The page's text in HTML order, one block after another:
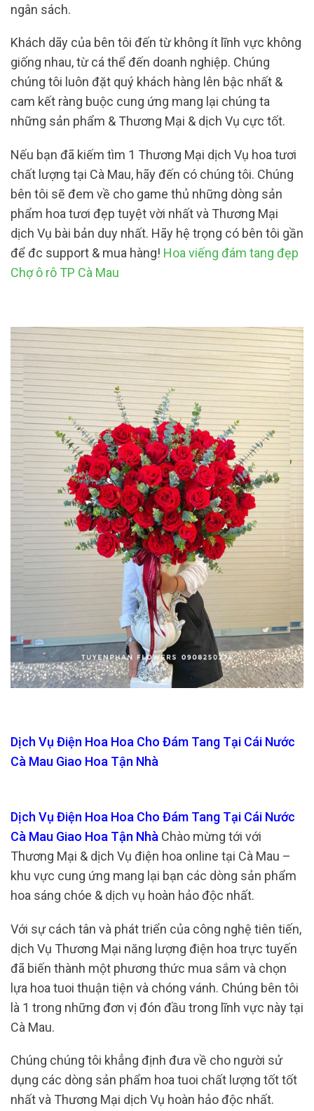
ngân sách.
Khách dãy của bên tôi đến từ không ít lĩnh vực không
giống nhau, từ cá thể đến doanh nghiệp. Chúng
chúng tôi luôn đặt quý khách hàng lên bậc nhất &
cam kết ràng buộc cung ứng mang lại chúng ta
những sản phẩm & Thương Mại & dịch Vụ cực tốt.
Nếu bạn đã kiếm tìm 1 Thương Mại dịch Vụ hoa tươi
chất lượng tại Cà Mau, hãy đến có chúng tôi. Chúng
bên tôi sẽ đem về cho game thủ những dòng sản
phẩm hoa tươi đẹp tuyệt vời nhất và Thương Mại
dịch Vụ bài bản duy nhất. Hãy hệ trọng có bên tôi gần
để đc support & mua hàng! Hoa viếng đám tang đẹp
Chợ ô rô TP Cà Mau
Dịch Vụ Điện Hoa Hoa Cho Đám Tang Tại Cái Nước
Cà Mau Giao Hoa Tận Nhà
Dịch Vụ Điện Hoa Hoa Cho Đám Tang Tại Cái Nước
Cà Mau Giao Hoa Tận Nhà Chào mừng tới với
Thương Mại & dịch Vụ điện hoa online tại Cà Mau –
khu vực cung ứng mang lại bạn các dòng sản phẩm
hoa sáng chóe & dịch vụ hoàn hảo độc nhất.
Với sự cách tân và phát triển của công nghệ tiên tiến,
dịch Vụ Thương Mại năng lượng điện hoa trực tuyến
đã biến thành một phương thức mua sắm và chọn
lựa hoa tuoi thuận tiện và chóng vánh. Chúng bên tôi
là 1 trong những đơn vị đón đầu trong lĩnh vực này tại
Cà Mau.
Chúng chúng tôi khẳng định đưa về cho người sử
dụng các dòng sản phẩm hoa tuoi chất lượng tốt tốt
nhất và Thương Mại dịch Vụ hoàn hảo độc nhất.